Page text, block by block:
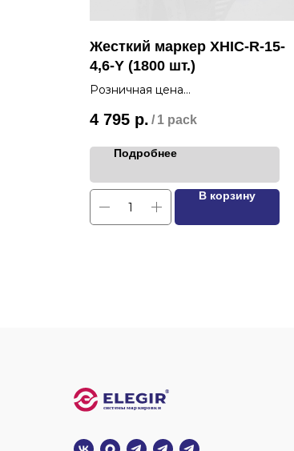
Жесткий маркер XHIC-R-15-
4,6-Y (1800 шт.)
Розничная цена
4 795 р. / 1 pack
Подробнее
В корзину